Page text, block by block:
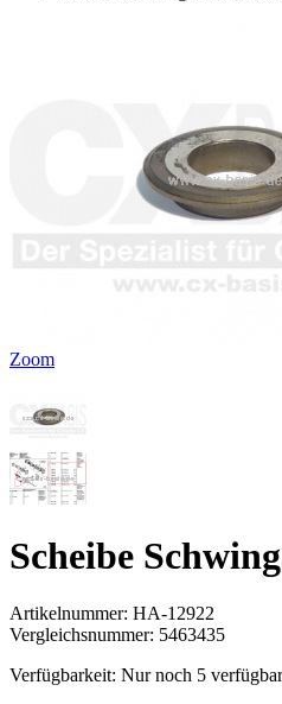
Zoom
Scheibe
Artikelnummer: HA-12922
Vergleichsnummer: 5463435
Verfügbarkeit: Nur noch 5 verfügbar